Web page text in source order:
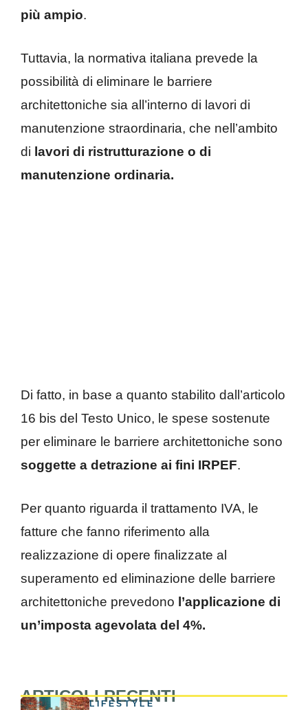
più ampio.
Tuttavia, la normativa italiana prevede la
possibilità di eliminare le barriere
architettoniche sia all’interno di lavori di
manutenzione straordinaria, che nell’ambito
di lavori di ristrutturazione o di
manutenzione ordinaria.
Di fatto, in base a quanto stabilito dall’articolo
16 bis del Testo Unico, le spese sostenute
per eliminare le barriere architettoniche sono
soggette a detrazione ai fini IRPEF.
Per quanto riguarda il trattamento IVA, le
fatture che fanno riferimento alla
realizzazione di opere finalizzate al
superamento ed eliminazione delle barriere
architettoniche prevedono l’applicazione di
un’imposta agevolata del 4%.
ARTICOLI RECENTI
LIFESTYLE